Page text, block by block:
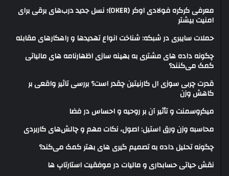
معرفی کرکره فولادی اوکر (OKER)؛ نسل جدید درب‌های برقی برای
امنیت بیشتر
حملات سایبری در شبکه: شناخت انواع تهدیدها و راهکارهای مقابله
چگونه داده های مشتری به بهینه سازی اظهارنامه های مالیاتی
کمک می‌کنند؟
قدرت چربی سوزی ال کارنیتین چقدر است؟ بررسی تاثیر واقعی بر
کاهش وزن
میکروسمنت و تأثیر آن بر روحیه و احساس در فضا
محاسبه وزن ورق استیل: اصول، نکات مهم و چالش‌های کاربردی
چگونه تحلیل داده به تصمیم گیری های بهتر کمک می‌کند؟
نقش حیاتی حسابداری و مالیات در موفقیت استارتاپ ها